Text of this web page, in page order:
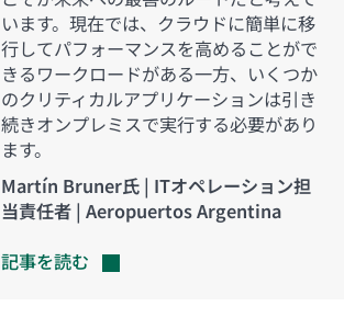
います。現在では、クラウドに簡単に移
行してパフォーマンスを高めることがで
きるワークロードがある一方、いくつか
のクリティカルアプリケーションは引き
続きオンプレミスで実行する必要があり
ます。
Martín Bruner氏 | ITオペレーション担
当責任者 | Aeropuertos Argentina
記事を読む